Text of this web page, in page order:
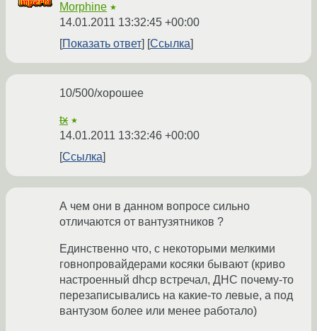
Morphine ★
14.01.2011 13:32:45 +00:00
Показать ответ
Ссылка
10/500/хорошее
tx ★
14.01.2011 13:32:46 +00:00
Ссылка
А чем они в данном вопросе сильно
отличаются от вантузятников ?
Единственно что, с некоторыми мелкими
говнопровайдерами косяки бывают (криво
настроенный dhcp встречал, ДНС почему-то
перезаписывались на какие-то левые, а под
вантузом более или менее работало)